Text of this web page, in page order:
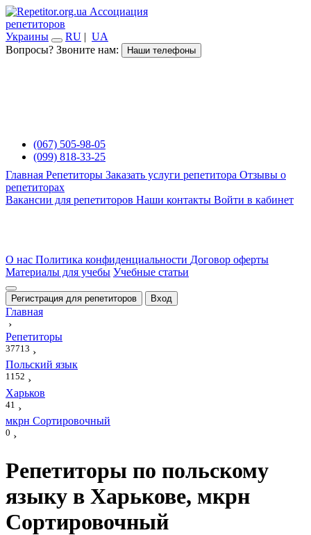
Ассоциация
репетиторов
Украины
RU | UA
Вопросы? Звоните нам:
Наши телефоны
(067) 505-98-05
(099) 818-33-25
Главная Репетиторы Заказать услуги репетитора Отзывы о
репетиторах
Вакансии для репетиторов Наши контакты Войти в кабинет
О нас Политика конфиденциальности Договор оферты
Материалы для учебы Учебные статьи
Регистрация для репетиторов Вход
Главная
›
Репетиторы
37713 ›
Польский язык
1152 ›
Харьков
41 ›
мкрн Сортировочный
0 ›
Репетиторы по польскому
языку в Харькове, мкрн
Сортировочный